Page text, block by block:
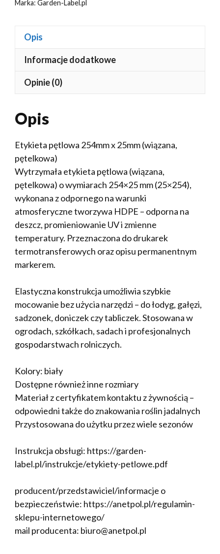
Marka: Garden-Label.pl
Opis
Informacje dodatkowe
Opinie (0)
Opis
Etykieta pętlowa 254mm x 25mm (wiązana,
pętelkowa)
Wytrzymała etykieta pętlowa (wiązana,
pętelkowa) o wymiarach 254×25 mm (25×254),
wykonana z odpornego na warunki
atmosferyczne tworzywa HDPE – odporna na
deszcz, promieniowanie UV i zmienne
temperatury. Przeznaczona do drukarek
termotransferowych oraz opisu permanentnym
markerem.
Elastyczna konstrukcja umożliwia szybkie
mocowanie bez użycia narzędzi – do łodyg, gałęzi,
sadzonek, doniczek czy tabliczek. Stosowana w
ogrodach, szkółkach, sadach i profesjonalnych
gospodarstwach rolniczych.
Kolory: biały
Dostępne również inne rozmiary
Materiał z certyfikatem kontaktu z żywnością –
odpowiedni także do znakowania roślin jadalnych
Przystosowana do użytku przez wiele sezonów
Instrukcja obsługi: https://garden-
label.pl/instrukcje/etykiety-petlowe.pdf
producent/przedstawiciel/informacje o
bezpieczeństwie: https://anetpol.pl/regulamin-
sklepu-internetowego/
mail producenta: biuro@anetpol.pl